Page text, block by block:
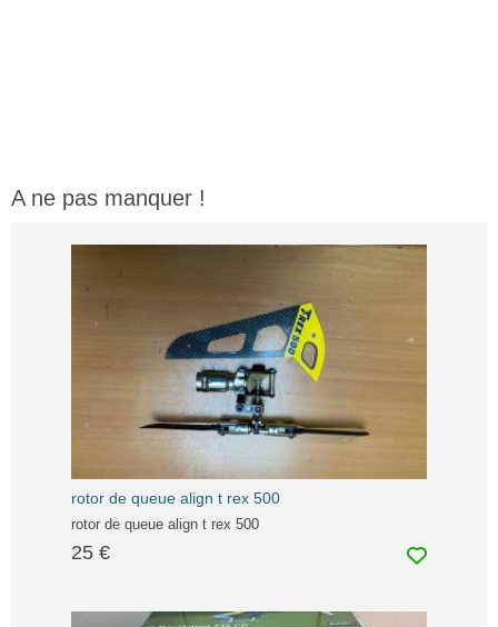
A ne pas manquer !
rotor de queue align t rex 500
rotor de queue align t rex 500
25 €